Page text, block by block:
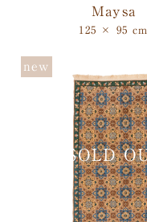
Maysa
125 × 95 cm